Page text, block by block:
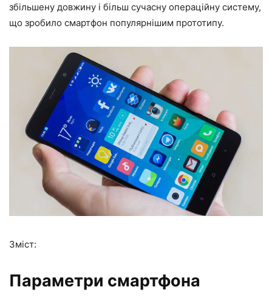
збільшену довжину і більш сучасну операційну систему,
що зробило смартфон популярнішим прототипу.
Зміст:
Параметри смартфона